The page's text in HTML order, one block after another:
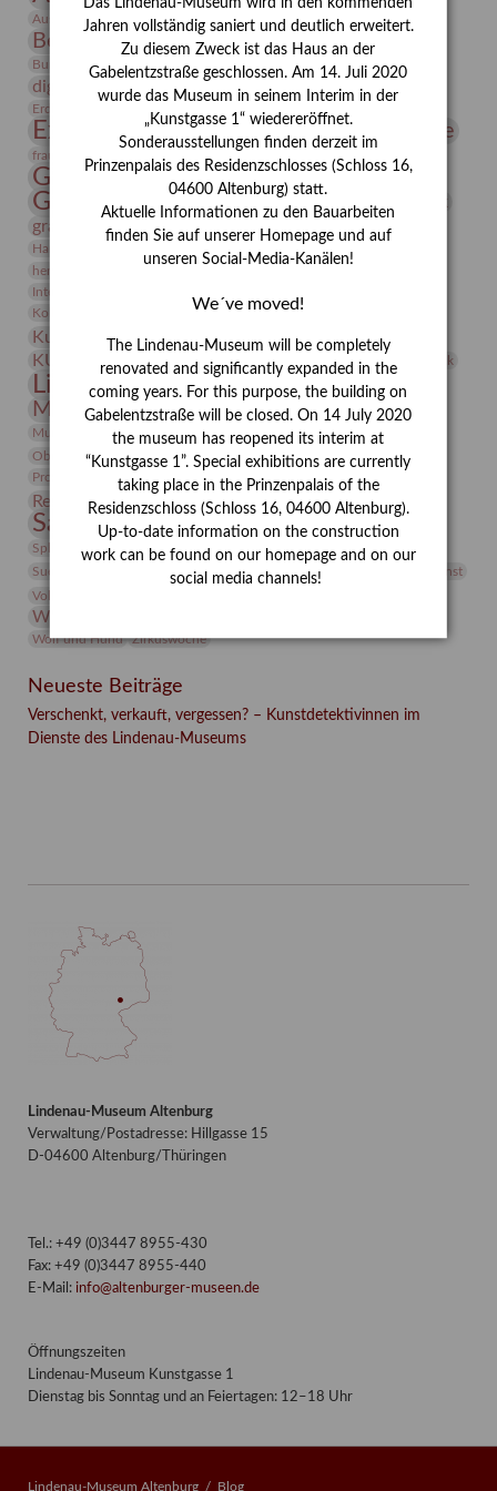
Ausstellung „Vier Winde“
Bauhaus Berlin in den Zwanziger Jahren
Bernhard August von Lindenau Bibliothek
Burg Posterstein Conrad Felixmüller Depot Der Blaue Reiter
digitallabor Entartete Kunst
Enteignung
Erdmann Julius Dietrich
Erlebnisportal estrusker
Expressionismus Fotografie
frauen Frauen in der Antike und heute
Gerhard-Altenbourg-Preis
Gerhard Altenbourg
Gerhard Kurt Müller
grafische sammlung
griechische Mythologie
Hanns-Conon von der Gabelentz Heinrich Kirchhoff Heldinnen
herman de vries
Integriertes Schädlingsmanagement
Kolosseum
Kooperationsausstellung Korkmodelle
Kunstmuseum Kunstvermittlung Kunst von Kühl
KUNSTWAND Kurs Künstler Künstlerin Lehmbruck
Lindenau-Museum Messeakademie
Museumsgeschichte Museumsnacht
Museumspädagogik Mäzen Napoleon Natur
Neue Remise
Objekt im Fokus
Paul Klee Peter Schnürpel Phelloplastik
Pohlhof
Provenienz
Provenienzforschung
Restaurierung Restitution Rudi Lesser Ruth Wolf-Rehfeld
Sammlung Samstagszeichner Skulptur
Sonderausstellung
Sphinx
studio Studio Bildende Kunst
studioDIGITAL
Suermondt-Ludwig-Museum
Vermittlung
Videokunst
Volontariat
Werkbetrachtung
Wolf und Hund
Zirkuswoche
Neueste Beiträge
Verschenkt, verkauft, vergessen? – Kunstdetektivinnen im
Dienste des Lindenau-Museums
Lindenau-Museum Altenburg
Verwaltung/Postadresse: Hillgasse 15
D-04600 Altenburg/Thüringen
Tel.: +49 (0)3447 8955-430
Fax: +49 (0)3447 8955-440
E-Mail: info@altenburger-museen.de
Öffnungszeiten
Lindenau-Museum Kunstgasse 1
Dienstag bis Sonntag und an Feiertagen: 12–18 Uhr
Lindenau-Museum Altenburg Blog
Das Lindenau-Museum wird in den kommenden
Jahren vollständig saniert und deutlich erweitert.
Zu diesem Zweck ist das Haus an der
Gabelentzstraße geschlossen. Am 14. Juli 2020
wurde das Museum in seinem Interim in der
„Kunstgasse 1“ wiedereröffnet.
Sonderausstellungen finden derzeit im
Prinzenpalais des Residenzschlosses (Schloss 16,
04600 Altenburg) statt.
Aktuelle Informationen zu den Bauarbeiten
finden Sie auf unserer Homepage und auf
unseren Social-Media-Kanälen!
We´ve moved!
The Lindenau-Museum will be completely
renovated and significantly expanded in the
coming years. For this purpose, the building on
Gabelentzstraße will be closed. On 14 July 2020
the museum has reopened its interim at
“Kunstgasse 1”. Special exhibitions are currently
taking place in the Prinzenpalais of the
Residenzschloss (Schloss 16, 04600 Altenburg).
Up-to-date information on the construction
work can be found on our homepage and on our
social media channels!